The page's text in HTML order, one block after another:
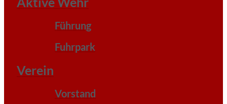
Führung
Fuhrpark
Verein
Vorstand